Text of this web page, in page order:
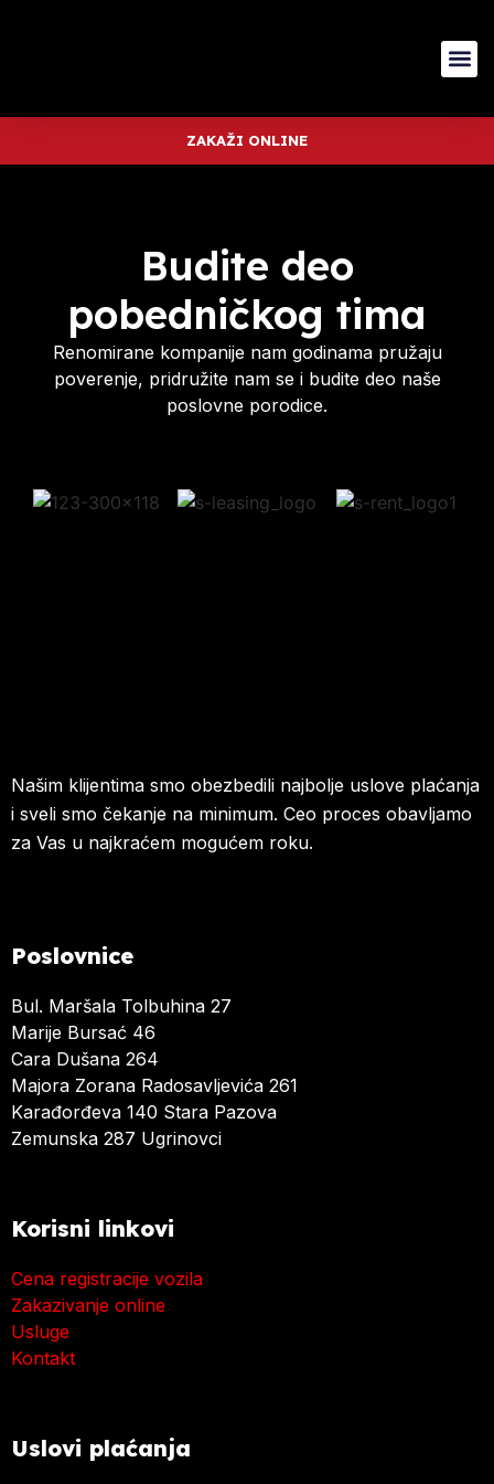
ZAKAŽI ONLINE
Budite deo
pobedničkog tima
Renomirane kompanije nam godinama pružaju
poverenje, pridružite nam se i budite deo naše
poslovne porodice.
Našim klijentima smo obezbedili najbolje uslove plaćanja
i sveli smo čekanje na minimum. Ceo proces obavljamo
za Vas u najkraćem mogućem roku.
Poslovnice
Bul. Maršala Tolbuhina 27
Marije Bursać 46
Cara Dušana 264
Majora Zorana Radosavljevića 261
Karađorđeva 140 Stara Pazova
Zemunska 287 Ugrinovci
Korisni linkovi
Cena registracije vozila
Zakazivanje online
Usluge
Kontakt
Uslovi plaćanja